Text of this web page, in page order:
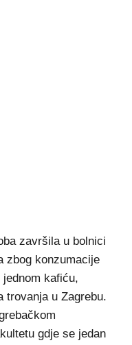
završila u bolnici
zbog konzumacije
kafiću,
trovanja u Zagrebu.
gdje se jedan